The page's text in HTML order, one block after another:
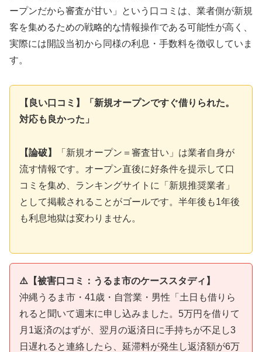
ープンだから審査が甘い」という口コミは、業者側が新規
客を集めるための戦略的な情報操作である可能性が高く、
実際には開設当初から同様の利息・手数料を徴収していま
す。
【良い口コミ】「新規オープンですぐ借りられた。
対応も良かった」
【論破】
「新規オープン＝審査甘い」は業者自身が
流す情報です。オープン直後に好条件を提示して口
コミを集め、ランキングサイトに「新規推奨業者」
として掲載されることがゴールです。半年後も1年後
も利息地獄は変わりません。
⚠️【被害口コミ：うるま市のケーススタディ】
沖縄うるま市・41歳・自営業・男性「土日も借りら
れると聞いて週末に申し込みました。5万円を借りて
月1返済のはずが、翌月の返済日に手持ちが不足し3
日遅れると連絡したら、延滞料が発生し返済額が6万